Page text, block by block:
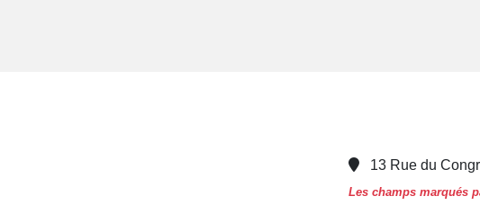
13 Rue du
Les champs marqués